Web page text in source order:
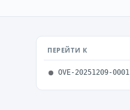
ПЕРЕЙТИ К
OVE-20251209-0001